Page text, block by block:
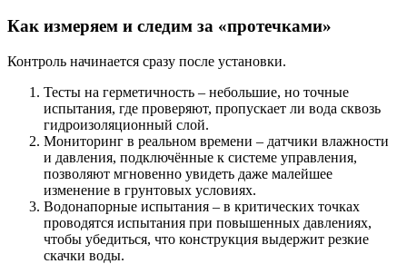
Как измеряем и следим за «протечками»
Контроль начинается сразу после установки.
Тесты на герметичность – небольшие, но точные
испытания, где проверяют, пропускает ли вода сквозь
гидроизоляционный слой.
Мониторинг в реальном времени – датчики влажности
и давления, подключённые к системе управления,
позволяют мгновенно увидеть даже малейшее
изменение в грунтовых условиях.
Водонапорные испытания – в критических точках
проводятся испытания при повышенных давлениях,
чтобы убедиться, что конструкция выдержит резкие
скачки воды.